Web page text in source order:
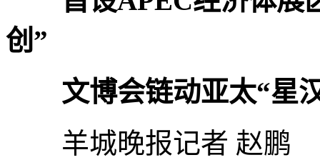
创”
文博会链动亚太“星
羊城晚报记者 赵鹏